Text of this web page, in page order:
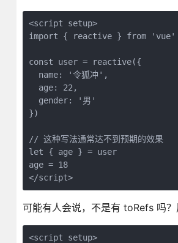
<script setup>
import { reactive } from 'vue'
const user = reactive({
  name: '令狐冲',
  age: 22,
  gender: '男'
})
// 这种写法通常达不到预期的效果
let { age } = user
age = 18
</script>
可能有人会说，不是有 toRefs 吗
<script setup>